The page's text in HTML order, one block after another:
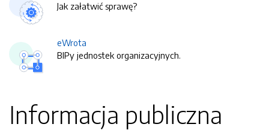
Jak załatwić sprawę?
eWrota
BIPy jednostek organizacyjnych.
Informacja publiczna